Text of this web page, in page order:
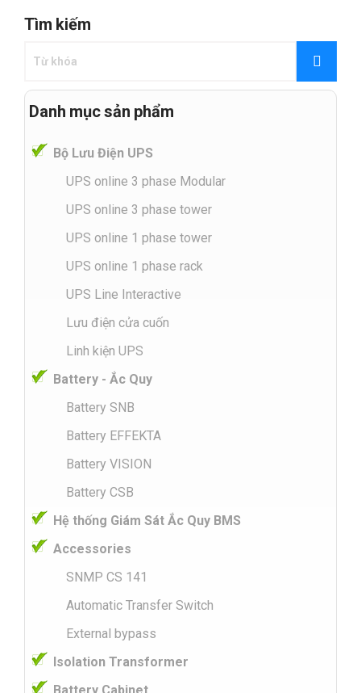
Tìm kiếm
Danh mục sản phẩm
Bộ Lưu Điện UPS
UPS online 3 phase Modular
UPS online 3 phase tower
UPS online 1 phase tower
UPS online 1 phase rack
UPS Line Interactive
Lưu điện cửa cuốn
Linh kiện UPS
Battery - Ắc Quy
Battery SNB
Battery EFFEKTA
Battery VISION
Battery CSB
Hệ thống Giám Sát Ắc Quy BMS
Accessories
SNMP CS 141
Automatic Transfer Switch
External bypass
Isolation Transformer